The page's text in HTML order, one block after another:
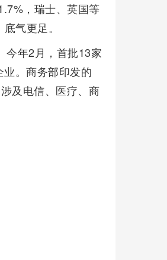
，瑞士、英国等
气更足。
今年2月，首批13家
。商务部印发的
及电信、医疗、商